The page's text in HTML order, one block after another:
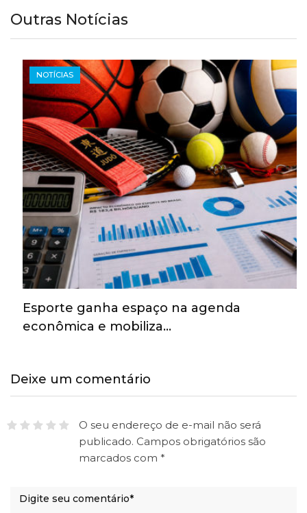
Outras Notícias
NOTÍCIAS
Esporte ganha espaço na agenda
econômica e mobiliza…
Deixe um comentário
O seu endereço de e-mail não será
publicado. Campos obrigatórios são
marcados com *